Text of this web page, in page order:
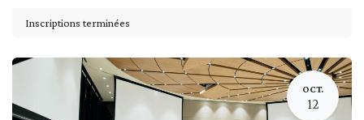
Inscriptions terminées
OCT.
12